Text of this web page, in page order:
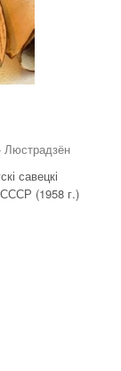
Люстрадзён
савецкі
СССР (1958 г.)